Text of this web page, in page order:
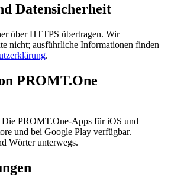
Datensicherheit
über HTTPS übertragen. Wir
nicht; ausführliche Informationen finden
.
PROMT.One
Die PROMT.One-Apps für iOS und
und bei Google Play verfügbar.
Wörter unterwegs.